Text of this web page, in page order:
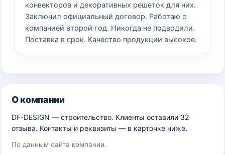
конвекторов и декоративных решеток для них.
Заключил официальный договор. Работаю с
компанией второй год. Никогда не подводили.
Поставка в срок. Качество продукции высокое.
О компании
DF-DESIGN — строительство. Клиенты оставили 32
отзыва. Контакты и реквизиты — в карточке ниже.
По данным сайта компании.